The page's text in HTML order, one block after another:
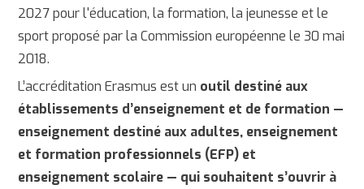
2027 pour l'éducation, la formation, la jeunesse et le
sport proposé par la Commission européenne le 30 mai
2018.
L’accréditation Erasmus est un outil destiné aux
établissements d’enseignement et de formation —
enseignement destiné aux adultes, enseignement
et formation professionnels (EFP) et
enseignement scolaire — qui souhaitent s’ouvrir à